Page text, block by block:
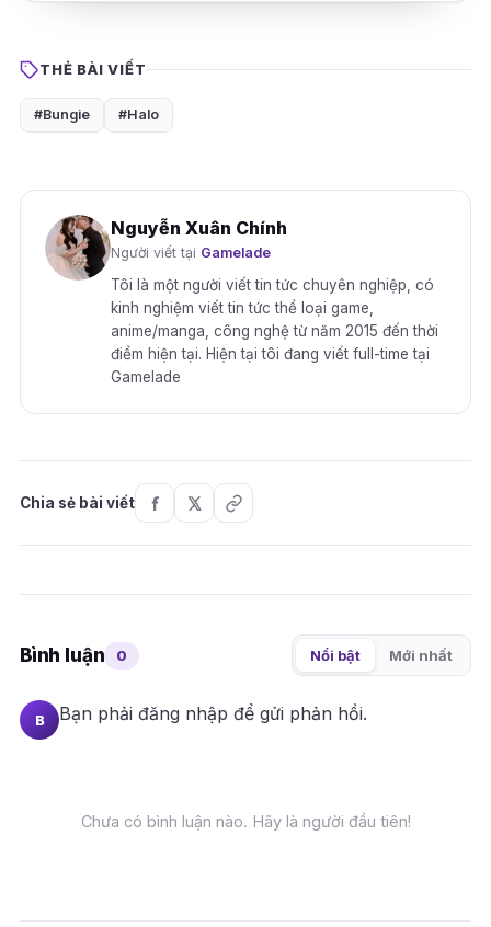
THẺ BÀI VIẾT
#Bungie #Halo
Nguyễn Xuân Chính
Người viết tại Gamelade
Tôi là một người viết tin tức chuyên nghiệp, có
kinh nghiệm viết tin tức thể loại game,
anime/manga, công nghệ từ năm 2015 đến thời
điểm hiện tại. Hiện tại tôi đang viết full-time tại
Gamelade
Chia sẻ bài viết
Bình luận 0 Nổi bật Mới nhất
B Bạn phải đăng nhập để gửi phản hồi.
Chưa có bình luận nào. Hãy là người đầu tiên!